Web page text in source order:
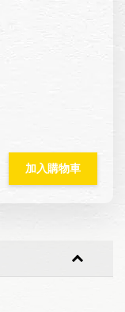
加入購物車